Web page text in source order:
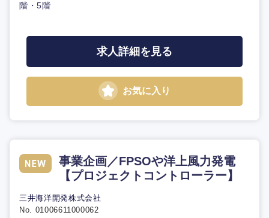
階・5階
求人詳細を見る
お気に入り
事業企画／FPSOや洋上風力発電
【プロジェクトコントローラー】
三井海洋開発株式会社
No. 01006611000062